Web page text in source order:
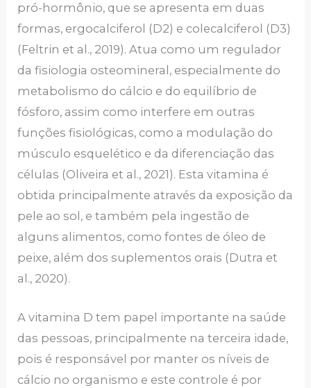
pró-hormônio, que se apresenta em duas
formas, ergocalciferol (D2) e colecalciferol (D3)
(Feltrin et al., 2019). Atua como um regulador
da fisiologia osteomineral, especialmente do
metabolismo do cálcio e do equilíbrio de
fósforo, assim como interfere em outras
funções fisiológicas, como a modulação do
músculo esquelético e da diferenciação das
células (Oliveira et al., 2021). Esta vitamina é
obtida principalmente através da exposição da
pele ao sol, e também pela ingestão de
alguns alimentos, como fontes de óleo de
peixe, além dos suplementos orais (Dutra et
al., 2020).
A vitamina D tem papel importante na saúde
das pessoas, principalmente na terceira idade,
pois é responsável por manter os níveis de
cálcio no organismo e este controle é por